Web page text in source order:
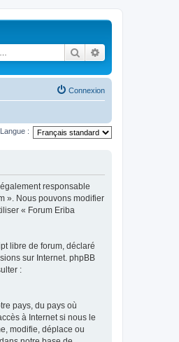
Rechercher
Connexion
Langue :
responsable
». Nous pouvons modifier
« Forum Eriba
libre de forum, déclaré
sur Internet. phpBB
:
pays, du pays où
à Internet si nous le
modifie, déplace ou